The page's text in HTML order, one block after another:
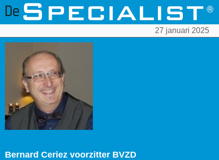
27 januari 2025
Bernard Ceriez voorzitter BVZD